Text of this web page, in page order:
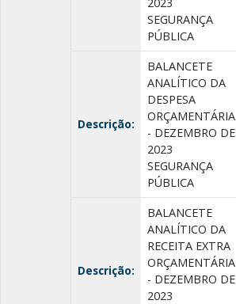
SEGURANÇA
PÚBLICA
Descrição:
BALANCETE
ANALÍTICO DA
DESPESA
ORÇAMENTÁRIA
- DEZEMBRO DE
2023
SEGURANÇA
PÚBLICA
Descrição:
BALANCETE
ANALÍTICO DA
RECEITA EXTRA
ORÇAMENTÁRIA
- DEZEMBRO DE
2023